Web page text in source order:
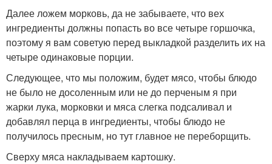
Далее ложем морковь, да не забываете, что вех
ингредиенты должны попасть во все четыре горшочка,
поэтому я вам советую перед выкладкой разделить их на
четыре одинаковые порции.
Следующее, что мы положим, будет мясо, чтобы блюдо
не было не досоленным или не до перченым я при
жарки лука, морковки и мяса слегка подсаливал и
добавлял перца в ингредиенты, чтобы блюдо не
получилось пресным, но тут главное не переборщить.
Сверху мяса накладываем картошку.